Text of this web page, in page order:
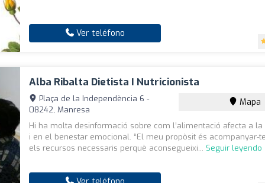
Ver teléfono
Alba Ribalta Dietista I Nutricionista
Plaça de la Independència 6 -
08242, Manresa
Mapa
Hi ha molta desinformació sobre com l’alimentació afecta a
i en el benestar emocional. “El meu propòsit és acompanyar-
els recursos necessaris perquè aconsegueixi... Seguir leyendo